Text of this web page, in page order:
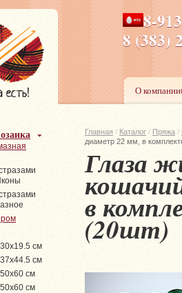
8-
8
ПН-ПТ 8-
О
Главная / Каталог / Пряжа /
диаметр 22 мм, в
Глаза
в
(20шт)
см
см
см
см